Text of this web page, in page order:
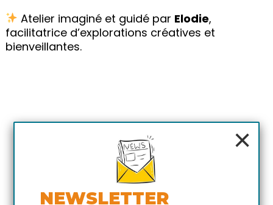
Atelier imaginé et guidé par Elodie,
facilitatrice d’explorations créatives et
bienveillantes.
×
NEWSLETTER